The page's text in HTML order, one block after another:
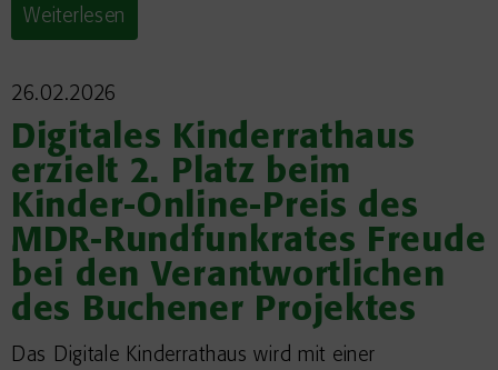
Weiterlesen
26.02.2026
Digitales Kinderrathaus
erzielt 2. Platz beim
Kinder-Online-Preis des
MDR-Rundfunkrates Freude
bei den Verantwortlichen
des Buchener Projektes
Das Digitale Kinderrathaus wird mit einer